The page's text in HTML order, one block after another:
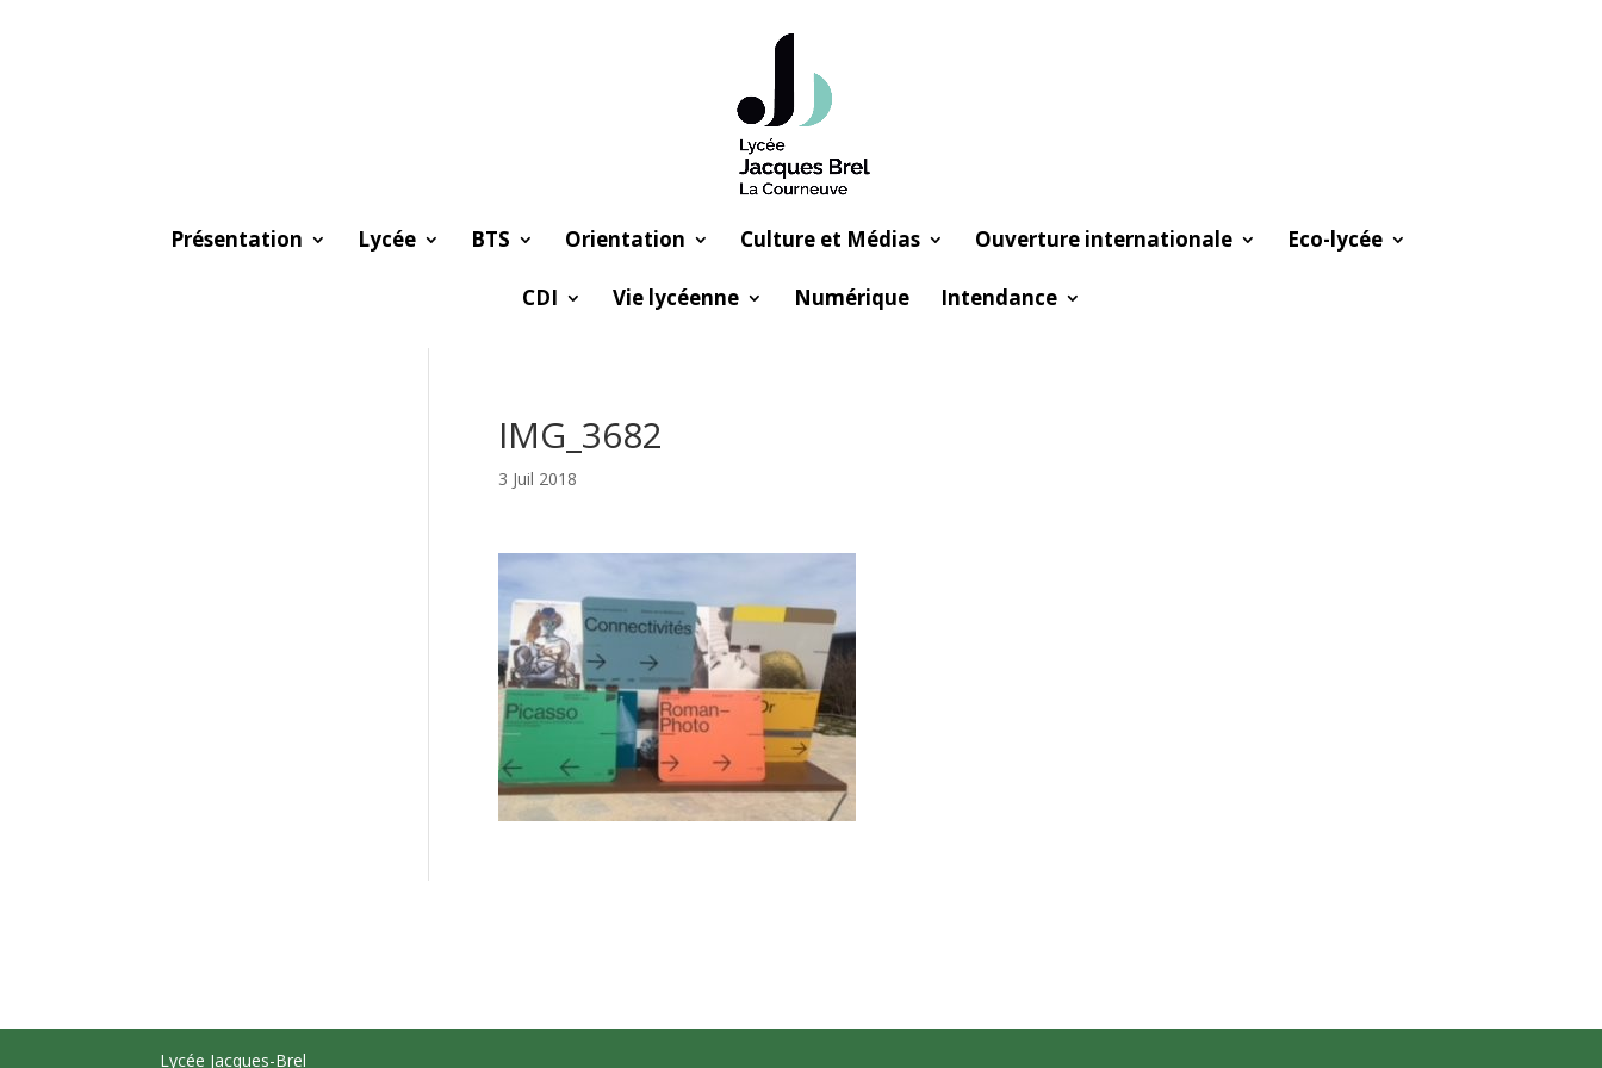
Présentation Lycée BTS Orientation Culture et Médias Ouverture internationale Eco-lycée
CDI Vie lycéenne Numérique Intendance
IMG_3682
3 Juil 2018
Lycée Jacques-Brel